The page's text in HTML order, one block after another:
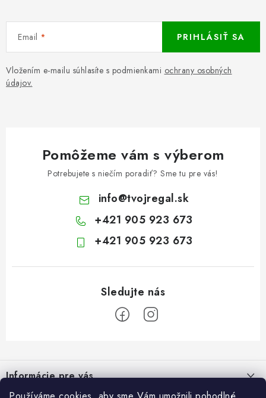
Email
Vložením e-mailu súhlasíte s podmienkami ochrany osobných
údajov.
PRIHLÁSIŤ SA
Pomôžeme vám s výberom
Potrebujete s niečím poradiť? Sme tu pre vás!
info@tvojregal.sk
+421 905 923 673
+421 905 923 673
pInformácie pre vás